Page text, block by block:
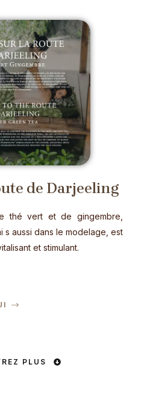
de Darjeeling
thé vert et de gingembre,
s aussi dans le modelage, est
et stimulant.
PLUS